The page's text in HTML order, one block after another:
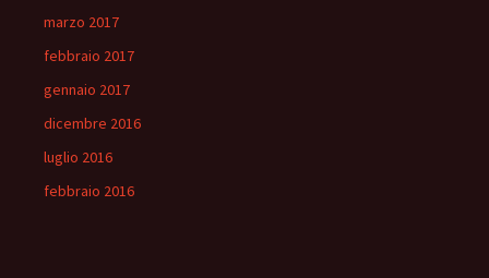
marzo 2017
febbraio 2017
gennaio 2017
dicembre 2016
luglio 2016
febbraio 2016